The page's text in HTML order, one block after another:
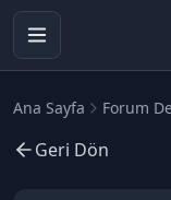
Ana Sayfa Forum
Geri Dön